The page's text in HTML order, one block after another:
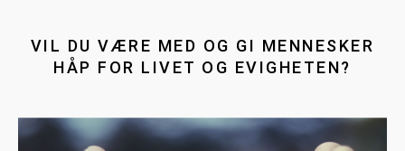
VIL DU VÆRE MED OG GI MENNESKER
HÅP FOR LIVET OG EVIGHETEN?